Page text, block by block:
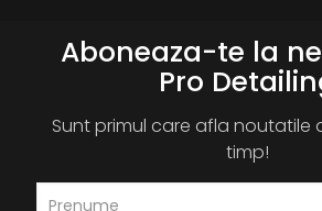
Aboneaza-te la
Pro
Sunt primul care afla noutatile
timp!